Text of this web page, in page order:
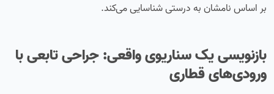
بر اساس نامشان به درستی شناسایی می‌کند.
بازنویسی یک سناریوی واقعی: جراحی تابعی با
ورودی‌های قطاری